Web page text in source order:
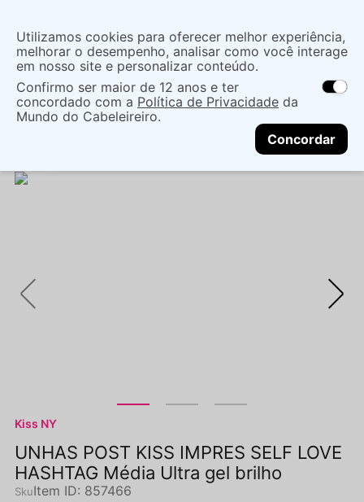
localização
As ofertas e opções de entrega variam de
acordo com a região.Não sei meu CEP
CONTINUAR
O que você procura?
Mãos e Pés
Cuidado Com As Mãos
UNHAS POST KISS IMPRES SELF
LOVE HASHTAG MÉDIA ULTRA GEL BRILHO
Kiss NY
UNHAS POST KISS IMPRES SELF LOVE
HASHTAG Média Ultra gel brilho
Item ID: 857466
Utilizamos cookies para oferecer melhor experiência,
melhorar o desempenho, analisar como você interage
em nosso site e personalizar conteúdo.
Confirmo ser maior de 12 anos e ter
concordado com a Política de Privacidade da
Mundo do Cabeleireiro.
Concordar